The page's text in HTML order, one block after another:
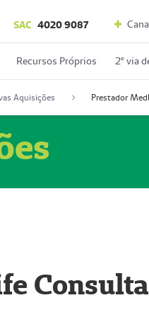
SAC 4020 9087
Recursos Próprios 2º via
Aquisições